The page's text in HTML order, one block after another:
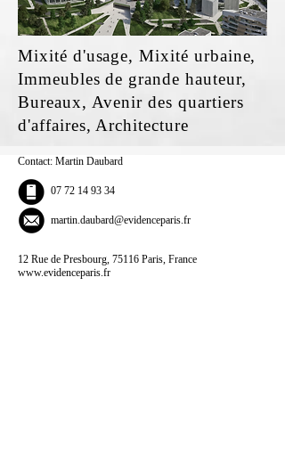
Mixité d'usage, Mixité urbaine,
Immeubles de grande hauteur,
Bureaux, Avenir des quartiers
d'affaires, Architecture
Contact: Martin Daubard
07 72 14 93 34
martin.daubard@evidenceparis.fr
12 Rue de Presbourg, 75116 Paris, France
www.evidenceparis.fr